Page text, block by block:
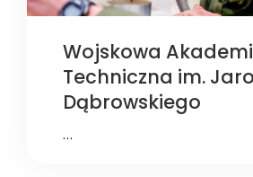
Wojskowa
Techniczna im.
Dąbrowskiego
…